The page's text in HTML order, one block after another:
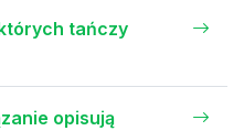
tańczy
opisują